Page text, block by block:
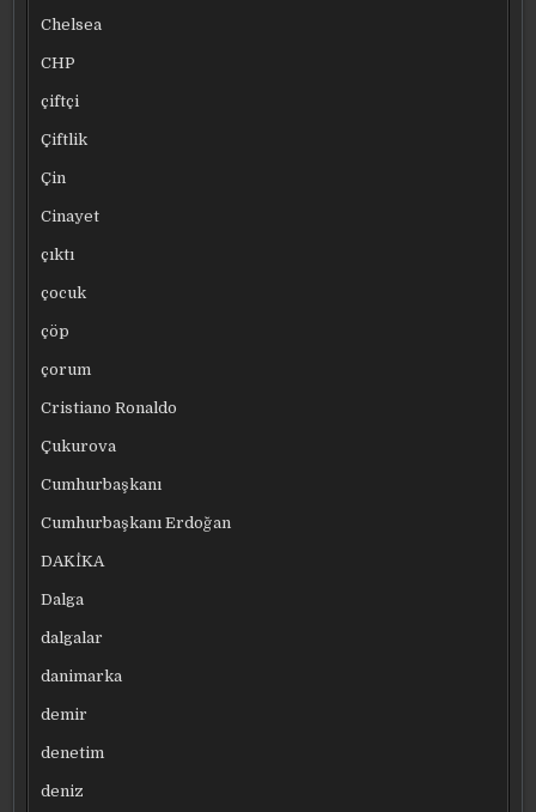
Chelsea
CHP
çiftçi
Çiftlik
Çin
Cinayet
çıktı
çocuk
çöp
çorum
Cristiano Ronaldo
Çukurova
Cumhurbaşkanı
Cumhurbaşkanı Erdoğan
DAKİKA
Dalga
dalgalar
danimarka
demir
denetim
deniz